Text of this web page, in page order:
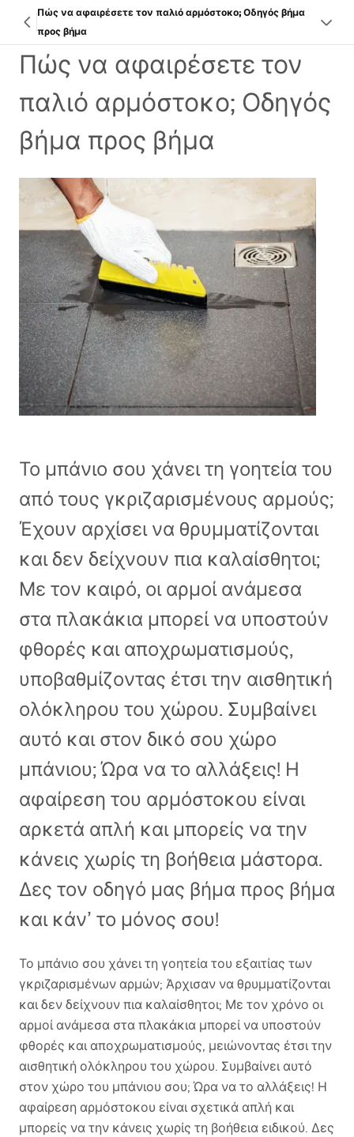
Πώς να αφαιρέσετε τον παλιό αρμόστοκο; Οδηγός βήμα
προς βήμα
Πώς να αφαιρέσετε τον
παλιό αρμόστοκο; Οδηγός
βήμα προς βήμα
Το μπάνιο σου χάνει τη γοητεία του
από τους γκριζαρισμένους αρμούς;
Έχουν αρχίσει να θρυμματίζονται
και δεν δείχνουν πια καλαίσθητοι;
Με τον καιρό, οι αρμοί ανάμεσα
στα πλακάκια μπορεί να υποστούν
φθορές και αποχρωματισμούς,
υποβαθμίζοντας έτσι την αισθητική
ολόκληρου του χώρου. Συμβαίνει
αυτό και στον δικό σου χώρο
μπάνιου; Ώρα να το αλλάξεις! Η
αφαίρεση του αρμόστοκου είναι
αρκετά απλή και μπορείς να την
κάνεις χωρίς τη βοήθεια μάστορα.
Δες τον οδηγό μας βήμα προς βήμα
και κάν’ το μόνος σου!
Το μπάνιο σου χάνει τη γοητεία του εξαιτίας των
γκριζαρισμένων αρμών; Άρχισαν να θρυμματίζονται
και δεν δείχνουν πια καλαίσθητοι; Με τον χρόνο οι
αρμοί ανάμεσα στα πλακάκια μπορεί να υποστούν
φθορές και αποχρωματισμούς, μειώνοντας έτσι την
αισθητική ολόκληρου του χώρου. Συμβαίνει αυτό
στον χώρο του μπάνιου σου; Ώρα να το αλλάξεις! Η
αφαίρεση αρμόστοκου είναι σχετικά απλή και
μπορείς να την κάνεις χωρίς τη βοήθεια ειδικού. Δες